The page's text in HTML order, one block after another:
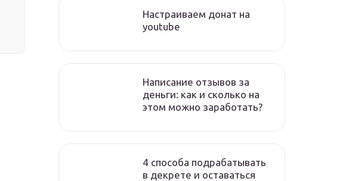
Настраиваем донат на
youtube
Написание отзывов за
деньги: как и сколько на
этом можно заработать?
4 способа подрабатывать
в декрете и оставаться